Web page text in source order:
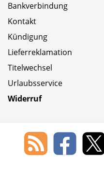
Bankverbindung
Kontakt
Kündigung
Lieferreklamation
Titelwechsel
Urlaubsservice
Widerruf
Social Media
Blog
des
Lorenz